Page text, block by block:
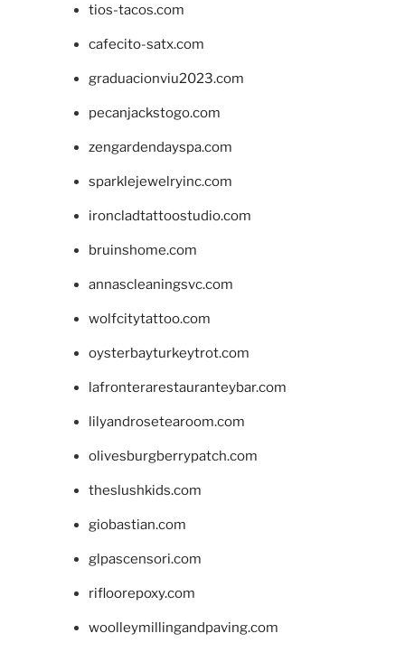
tios-tacos.com
cafecito-satx.com
graduacionviu2023.com
pecanjackstogo.com
zengardendayspa.com
sparklejewelryinc.com
ironcladtattoostudio.com
bruinshome.com
annascleaningsvc.com
wolfcitytattoo.com
oysterbayturkeytrot.com
lafronterarestauranteybar.com
lilyandrosetearoom.com
olivesburgberrypatch.com
theslushkids.com
giobastian.com
glpascensori.com
rifloorepoxy.com
woolleymillingandpaving.com